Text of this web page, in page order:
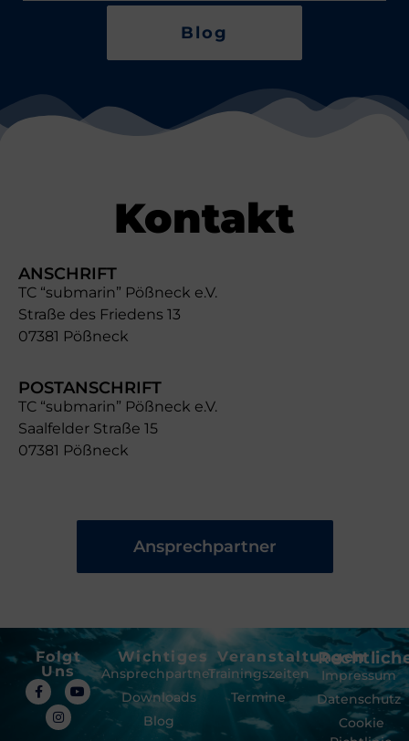
Blog
Kontakt
ANSCHRIFT
TC “submarin” Pößneck e.V.
Straße des Friedens 13
07381 Pößneck
POSTANSCHRIFT
TC “submarin” Pößneck e.V.
Saalfelder Straße 15
07381 Pößneck
Ansprechpartner
Folgt
Uns
Wichtiges
Ansprechpartner
Downloads
Blog
Veranstaltungen
Trainingszeiten
Termine
Impressum
Datenschutz
Cookie